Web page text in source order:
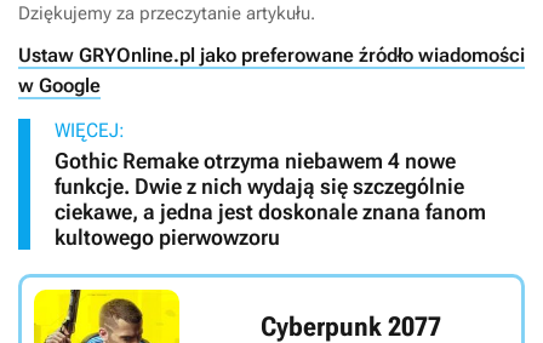
Dziękujemy za przeczytanie artykułu.
Ustaw GRYOnline.pl jako preferowane źródło wiadomości
w Google
WIĘCEJ:
Gothic Remake otrzyma niebawem 4 nowe
funkcje. Dwie z nich wydają się szczególnie
ciekawe, a jedna jest doskonale znana fanom
kultowego pierwowzoru
Cyberpunk 2077